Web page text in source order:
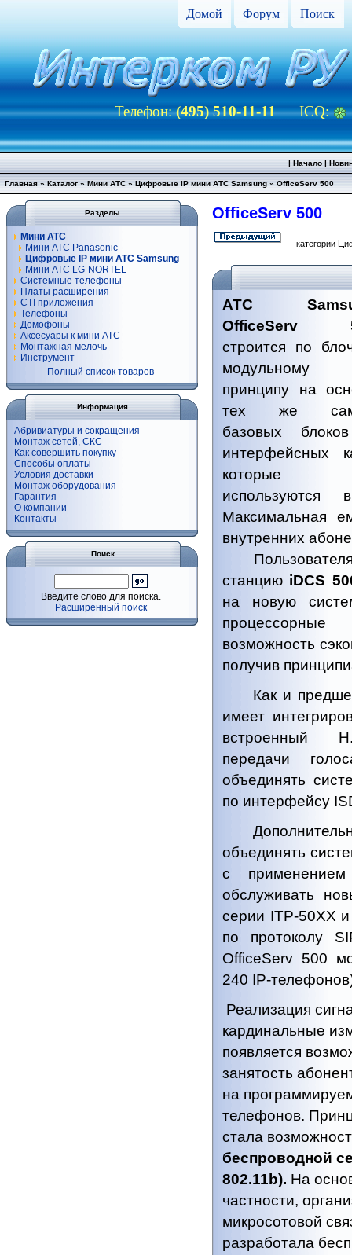
Домой Форум Поиск
Телефон:(495) 510-11-11ICQ:
| Начало|
Главная » Каталог » Мини АТС » Цифровые IP мини АТС Samsung » OfficeServ 500
Разделы
Мини АТС
Мини АТС Panasonic
Цифровые IP мини АТС Samsung
Мини АТС LG-NORTEL
Системные телефоны
Платы расширения
CTI приложения
Телефоны
Домофоны
Аксесуары к мини АТС
Монтажная мелочь
Инструмент
Полный список товаров
Информация
Абривиатуры и сокращения
Монтаж сетей, СКС
Как совершить покупку
Способы оплаты
Условия доставки
Монтаж оборудования
Гарантия
О компании
Контакты
Поиск
Введите слово для поиска.
Расширенный поиск
OfficeServ 500
категории
АТС
OfficeServ
строится по
модульному
принципу на
тех же
базовых
интерфейсных
которые
Максимальная
внутренних
станцию iDCS
на новую
возможность
получив
Как и
имеет
встроенный
передачи
объединять
по интерфейсу
объединять
с
обслуживать
серии ITP-50XX
по протоколу
OfficeServ 500
240 IP-
Реализация
кардинальные
появляется
занятость
на
телефонов.
стала
беспроводной
802.11b). На
частности,
микросотовой
разработала